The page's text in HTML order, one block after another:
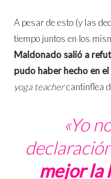
A pesar de esto (y las
tiempo juntos en los
Maldonado salió a
pudo haber hecho en
yoga teachercantinflea
«Yo
mejor la